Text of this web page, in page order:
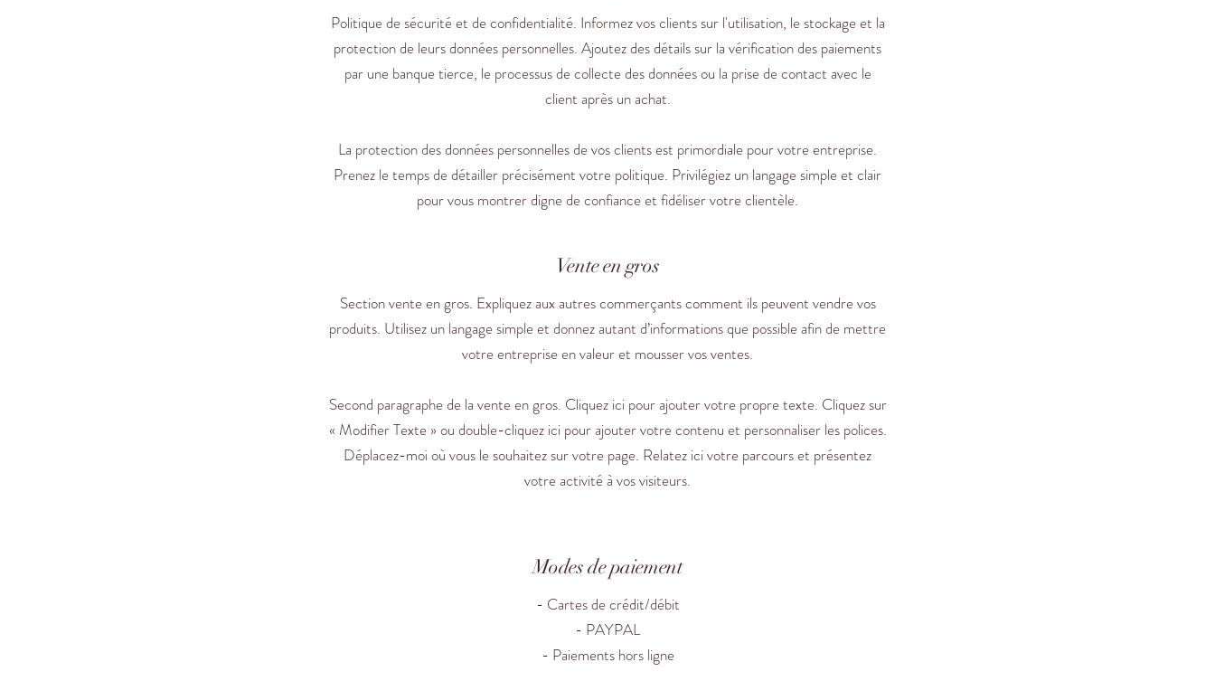
Politique de sécurité et de confidentialité. Informez vos clients sur l'utilisation, le stockage et la
protection de leurs données personnelles. Ajoutez des détails sur la vérification des paiements
par une banque tierce, le processus de collecte des données ou la prise de contact avec le
client après un achat.
La protection des données personnelles de vos clients est primordiale pour votre entreprise.
Prenez le temps de détailler précisément votre politique. Privilégiez un langage simple et clair
pour vous montrer digne de confiance et fidéliser votre clientèle.
Vente en gros
Section vente en gros. Expliquez aux autres commerçants comment ils peuvent vendre vos
produits. Utilisez un langage simple et donnez autant d’informations que possible afin de mettre
votre entreprise en valeur et mousser vos ventes.
Second paragraphe de la vente en gros. Cliquez ici pour ajouter votre propre texte. Cliquez sur
« Modifier Texte » ou double-cliquez ici pour ajouter votre contenu et personnaliser les polices.
Déplacez-moi où vous le souhaitez sur votre page. Relatez ici votre parcours et présentez
votre activité à vos visiteurs.
Modes de paiement
- Cartes de crédit/débit
- PAYPAL
- Paiements hors ligne